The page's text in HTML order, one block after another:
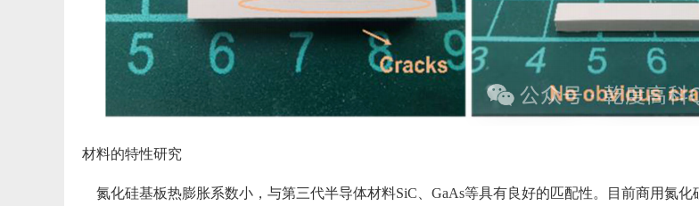
材料的特性研究
氮化硅基板热膨胀系数小，与第三代半导体材料SiC、GaAs等具有良好的匹配性。目前商用氮化